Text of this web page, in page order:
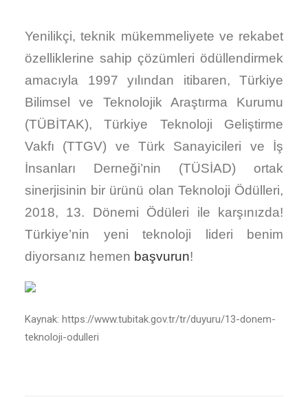
Site içi arama
Yenilikçi, teknik mükemmeliyete ve rekabet
özelliklerine sahip çözümleri ödüllendirmek
amacıyla 1997 yılından itibaren, Türkiye
Bilimsel ve Teknolojik Araştırma Kurumu
(TÜBİTAK), Türkiye Teknoloji Geliştirme
Vakfı (TTGV) ve Türk Sanayicileri ve İş
İnsanları Derneği’nin (TÜSİAD) ortak
sinerjisinin bir ürünü olan Teknoloji Ödülleri,
2018, 13. Dönemi Ödüleri ile karşınızda!
Türkiye’nin yeni teknoloji lideri benim
diyorsanız hemen başvurun!
Kaynak: https://www.tubitak.gov.tr/tr/duyuru/13-donem-
teknoloji-odulleri